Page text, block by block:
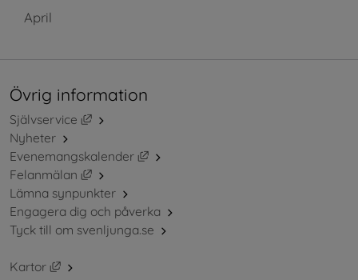
April
Övrig information
Självservice
Länk till annan webbplats, öppnas i nytt fönster.
Nyheter
Evenemangskalender
Länk till annan webbplats, öppnas i
Felanmälan
Länk till annan webbplats, öppnas i nytt fönster.
Lämna synpunkter
Engagera dig och påverka
Tyck till om svenljunga.se
Kartor
Länk till annan webbplats, öppnas i nytt fönster.